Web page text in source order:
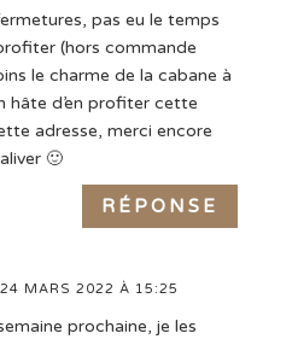
pas eu le temps
(hors commande
le charme de la cabane à
hâte d’en profiter cette
adresse, merci encore
🙂
RÉPONSE
24 MARS 2022 À 15:25
prochaine, je les